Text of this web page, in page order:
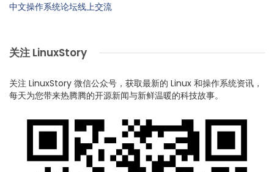
中文操作系统论坛线上交流
关注 LinuxStory
关注 LinuxStory 微信公众号，获取最新的 Linux 和操作系统资讯，
每天为您带来热腾腾的开源新闻与新鲜温暖的科技故事。